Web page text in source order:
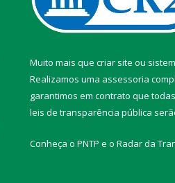
Muito mais que criar site ou
Realizamos uma assessoria
garantimos em contrato que
leis de transparência pública
Conheça o PNTP e o Radar da